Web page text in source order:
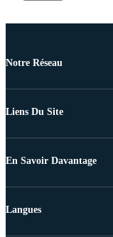
Notre Réseau
Liens Du Site
En Savoir Davantage
Langues